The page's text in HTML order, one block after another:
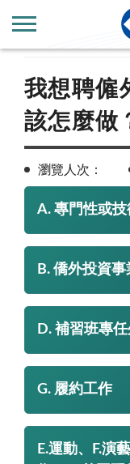
便民服
我想聘僱
該怎麼做
瀏覽人次：
A. 專門性或
B. 僑外投資
D. 補習班專
G. 履約工作
E.運動、F.演